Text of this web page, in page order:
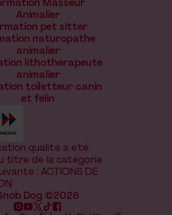
Masseur
Animalier
pet sitter
naturopathe
animalier
lithothérapeute
animalier
toiletteur canin
et félin
qualité a été
titre de la catégorie
: ACTIONS DE
Dog ©2026